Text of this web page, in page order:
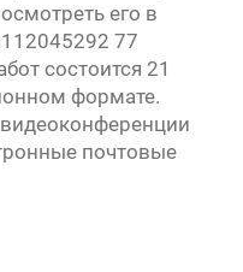
его в
77
состоится 21
формате.
почтовые